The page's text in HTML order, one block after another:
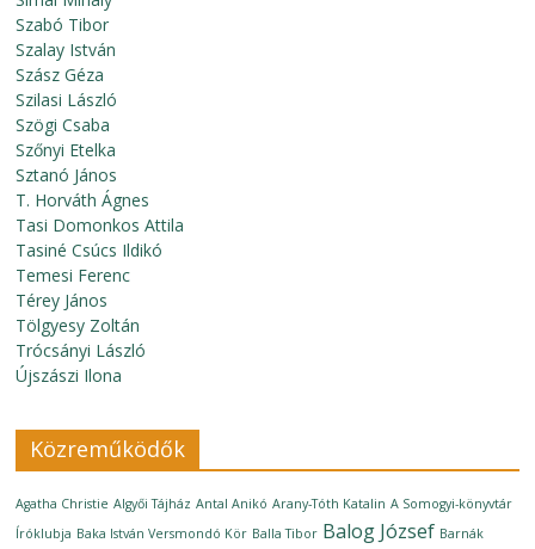
Szabó Tibor
Szalay István
Szász Géza
Szilasi László
Szögi Csaba
Szőnyi Etelka
Sztanó János
T. Horváth Ágnes
Tasi Domonkos Attila
Tasiné Csúcs Ildikó
Temesi Ferenc
Térey János
Tölgyesy Zoltán
Trócsányi László
Újszászi Ilona
Közreműködők
Agatha Christie Algyői Tájház Antal Anikó Arany-Tóth Katalin A Somogyi-könyvtár
Íróklubja Baka István Versmondó Kör Balla Tibor Balog József Barnák